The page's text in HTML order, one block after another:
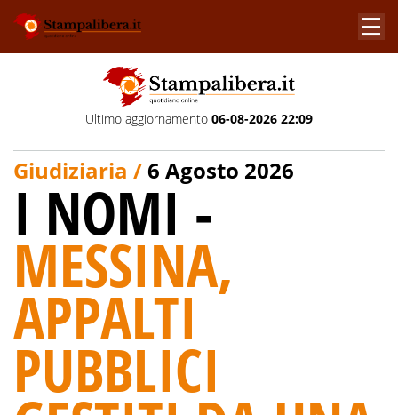
Ultimo aggiornamento 06-08-2026 22:09
Giudiziaria /6 Agosto 2026
I NOMI -
MESSINA,
APPALTI
PUBBLICI